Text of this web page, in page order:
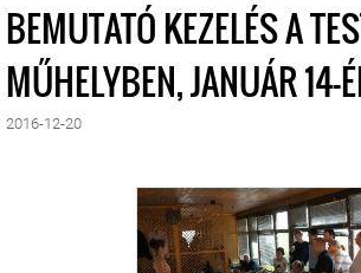
BEMUTATÓ KEZELÉS A
MŰHELYBEN, JANUÁR 14-
2016-12-20